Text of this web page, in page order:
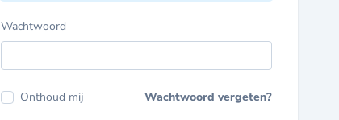
Wachtwoord
Onthoud mij Wachtwoord vergeten?